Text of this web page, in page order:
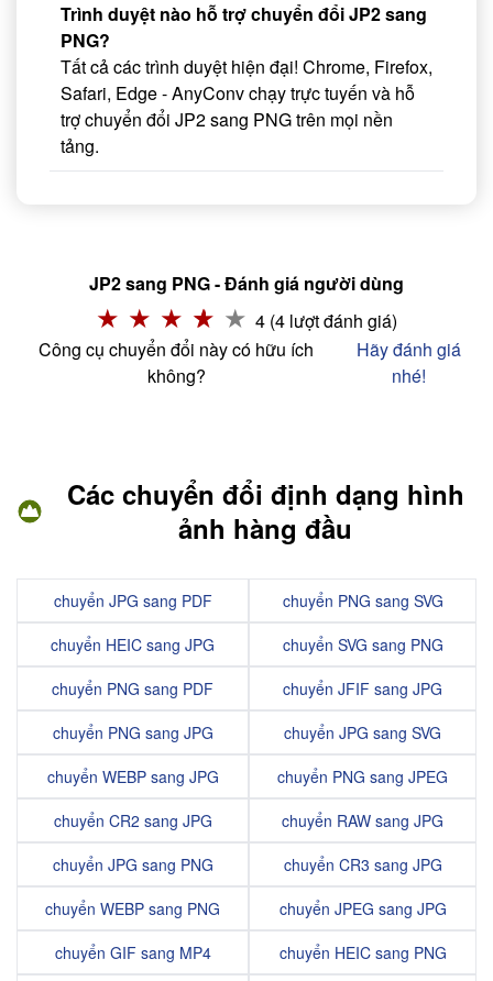
Trình duyệt nào hỗ trợ chuyển đổi JP2 sang
PNG?
Tất cả các trình duyệt hiện đại! Chrome, Firefox,
Safari, Edge - AnyConv chạy trực tuyến và hỗ
trợ chuyển đổi JP2 sang PNG trên mọi nền
tảng.
JP2 sang PNG - Đánh giá người dùng
4 (4 lượt đánh giá)
Công cụ chuyển đổi này có hữu ích
không?
Hãy đánh giá
nhé!
Các chuyển đổi định dạng hình
ảnh hàng đầu
chuyển JPG sang PDF
chuyển HEIC sang JPG
chuyển PNG sang PDF
chuyển PNG sang JPG
chuyển WEBP sang JPG
chuyển CR2 sang JPG
chuyển JPG sang PNG
chuyển WEBP sang PNG
chuyển GIF sang MP4
chuyển PNG sang SVG
chuyển SVG sang PNG
chuyển JFIF sang JPG
chuyển JPG sang SVG
chuyển PNG sang JPEG
chuyển RAW sang JPG
chuyển CR3 sang JPG
chuyển JPEG sang JPG
chuyển HEIC sang PNG